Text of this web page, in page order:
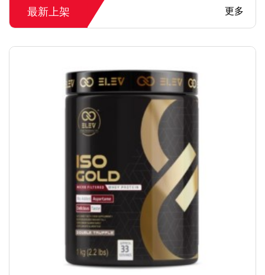
最新上架 更多